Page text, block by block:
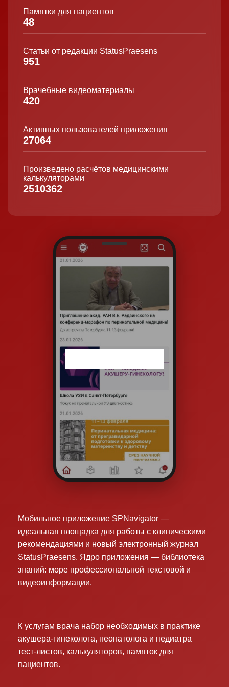
Памятки для пациентов
48
Статьи от редакции StatusPraesens
951
Врачебные видеоматериалы
420
Активных пользователей приложения
27064
Произведено расчётов медицинскими
калькуляторами
2510362
Мобильное приложение SPNavigator —
идеальная площадка для работы с клиническими
рекомендациями и новый электронный журнал
StatusPraesens. Ядро приложения — библиотека
знаний: море профессиональной текстовой и
видеоинформации.
К услугам врача набор необходимых в практике
акушера-гинеколога, неонатолога и педиатра
тест-листов, калькуляторов, памяток для
пациентов.